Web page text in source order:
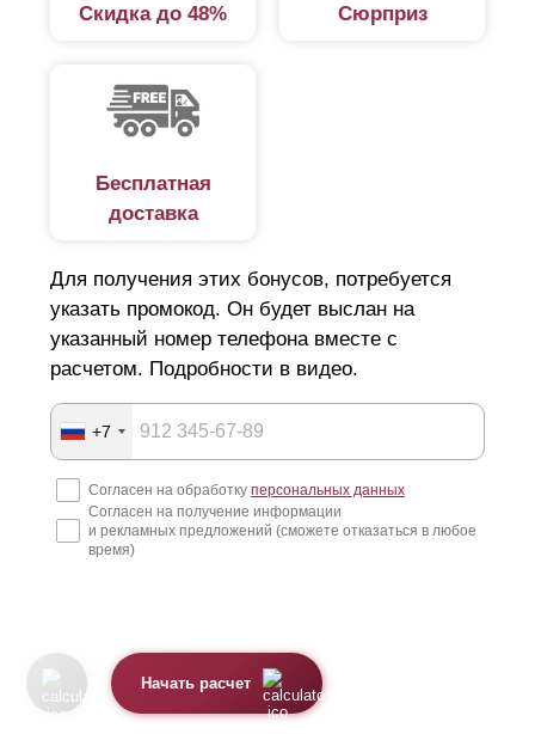
Скидка до 48% Сюрприз
Бесплатная
доставка
Для получения этих бонусов, потребуется
указать промокод. Он будет выслан на
указанный номер телефона вместе с
расчетом. Подробности в видео.
+7
Согласен на обработку персональных данных
Согласен на получение информации
и рекламных предложений (сможете отказаться в любое
время)
Начать расчет